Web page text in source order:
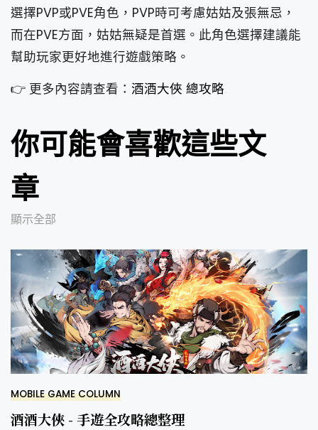
選擇PVP或PVE角色，PVP時可考慮姑姑及張無忌，
而在PVE方面，姑姑無疑是首選。此角色選擇建議能
幫助玩家更好地進行遊戲策略。
👉 更多內容請查看： 酒酒大俠 總攻略
你可能會喜歡這些文
章
顯示全部
MOBILE GAME COLUMN
酒酒大俠 - 手遊全攻略總整理